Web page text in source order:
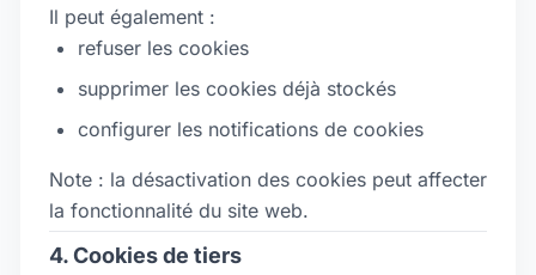
Il peut également :
refuser les cookies
supprimer les cookies déjà stockés
configurer les notifications de cookies
Note : la désactivation des cookies peut affecter
la fonctionnalité du site web.
4. Cookies de tiers